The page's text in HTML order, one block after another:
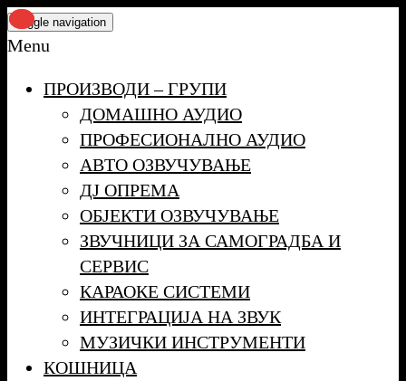
Skip
to
content
Toggle navigation
Menu
ПРОИЗВОДИ – ГРУПИ
ДОМАШНО АУДИО
ПРОФЕСИОНАЛНО АУДИО
АВТО ОЗВУЧУВАЊЕ
ДЈ ОПРЕМА
ОБЈЕКТИ ОЗВУЧУВАЊЕ
ЗВУЧНИЦИ ЗА САМОГРАДБА И
СЕРВИС
КАРАОКЕ СИСТЕМИ
ИНТЕГРАЦИЈА НА ЗВУК
МУЗИЧКИ ИНСТРУМЕНТИ
КОШНИЦА